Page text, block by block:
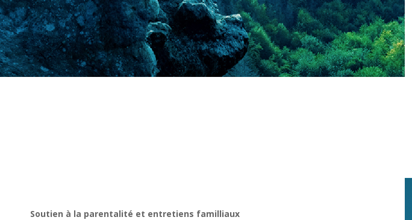
Soutien à la parentalité et entretiens familliaux